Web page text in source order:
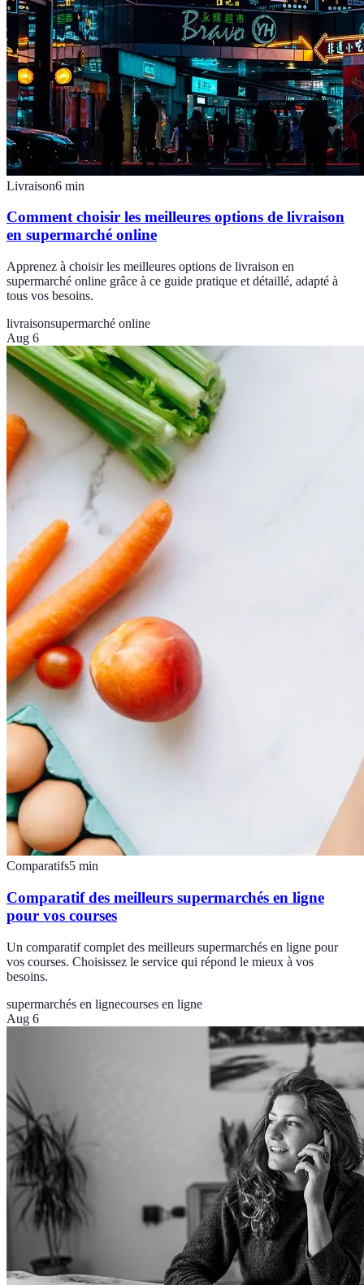
Livraison6 min
Comment choisir les meilleures options de livraison
en supermarché online
Apprenez à choisir les meilleures options de livraison en
supermarché online grâce à ce guide pratique et détaillé, adapté à
tous vos besoins.
livraisonsupermarché online
Aug 6
Comparatifs5 min
Comparatif des meilleurs supermarchés en ligne
pour vos courses
Un comparatif complet des meilleurs supermarchés en ligne pour
vos courses. Choisissez le service qui répond le mieux à vos
besoins.
supermarchés en lignecourses en ligne
Aug 6